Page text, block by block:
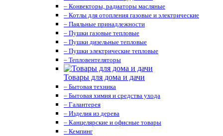
– Конвекторы, радиаторы масляные
– Котлы для отопления газовые и электрические
– Паяльные принадлежности
– Пушки газовые тепловые
– Пушки дизельные тепловые
– Пушки электрические тепловые
– Тепловентеляторы
Товары для дома и дачи
– Бытовая техника
– Бытовая химия и средства ухода
– Галантерея
– Изделия из дерева
– Канцелярские и офисные товары
– Кемпинг